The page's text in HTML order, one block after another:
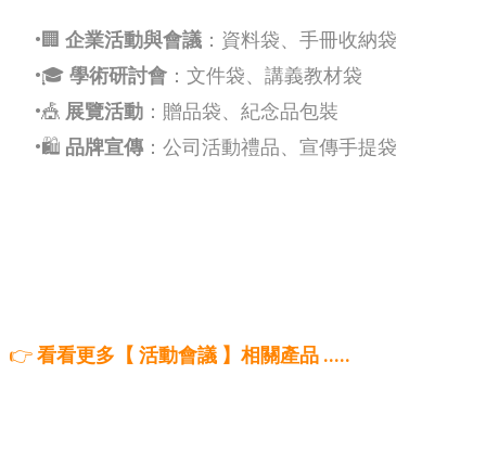
🏢 企業活動與會議 ：資料袋、手冊收納袋
🎓 學術研討會 ：文件袋、講義教材袋
🎪 展覽活動 ：贈品袋、紀念品包裝
🛍 品牌宣傳 ：公司活動禮品、宣傳手提袋
👉看看更多【 活動會議 】相關產品 .....